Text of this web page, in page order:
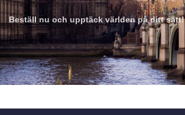
Beställ nu och upptäck världen på ditt sätt!